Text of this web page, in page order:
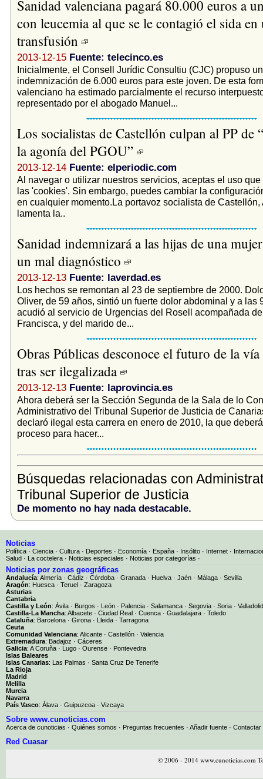
Sanidad valenciana pagará 80.000 euros a
con leucemia al que se le contagió el sida en
transfusión
2013-12-15 Fuente: telecinco.es
Inicialmente, el Consell Jurídic Consultiu (CJC) propuso
indemnización de 6.000 euros para este joven. De esta
valenciano ha estimado parcialmente el recurso
representado por el abogado Manuel...
Los socialistas de Castellón culpan al PP de
la agonía del PGOU”
2013-12-14 Fuente: elperiodic.com
Al navegar o utilizar nuestros servicios, aceptas el uso
las 'cookies'. Sin embargo, puedes cambiar la
en cualquier momento.La portavoz socialista de Castellón,
lamenta la..
Sanidad indemnizará a las hijas de una
un mal diagnóstico
2013-12-13 Fuente: laverdad.es
Los hechos se remontan al 23 de septiembre de 2000.
Oliver, de 59 años, sintió un fuerte dolor abdominal y a las
acudió al servicio de Urgencias del Rosell acompañada
Francisca, y del marido de...
Obras Públicas desconoce el futuro de la vía
tras ser ilegalizada
2013-12-13 Fuente: laprovincia.es
Ahora deberá ser la Sección Segunda de la Sala de lo
Administrativo del Tribunal Superior de Justicia de
declaró ilegal esta carrera en enero de 2010, la que
proceso para hacer...
Búsquedas relacionadas con
Tribunal Superior de Justicia
De momento no hay nada destacable.
Noticias
Política · Ciencia · Cultura · Deportes · Economía · España · Insólito · Internet ·
Salud · La coctelera · Noticias especiales · Noticias por categorías ·
Noticias por zonas geográficas
Andalucía: Almería · Cádiz · Córdoba · Granada · Huelva · Jaén · Málaga · Sevilla
Aragón: Huesca · Teruel · Zaragoza
Asturias
Cantabria
Castilla y León: Ávila · Burgos · León · Palencia · Salamanca · Segovia · Soria · Valladolid
Castilla-La Mancha: Albacete · Ciudad Real · Cuenca · Guadalajara · Toledo
Cataluña: Barcelona · Girona · Lleida · Tarragona
Ceuta
Comunidad Valenciana: Alicante · Castellón · Valencia
Extremadura: Badajoz · Cáceres
Galicia: A Coruña · Lugo · Ourense · Pontevedra
Islas Baleares
Islas Canarias: Las Palmas · Santa Cruz De Tenerife
La Rioja
Madrid
Melilla
Murcia
Navarra
País Vasco: Álava · Guipuzcoa · Vizcaya
Sobre www.cunoticias.com
Acerca de cunoticias · Quiénes somos · Preguntas frecuentes · Añadir fuente · Contactar
Red Cuasar
© 2006 - 2014 www.cunoticias.com